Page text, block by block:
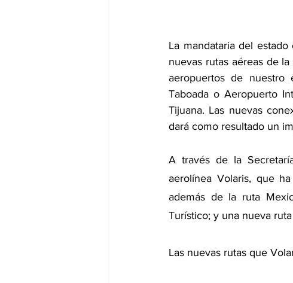
La mandataria del
nuevas rutas aéreas de
aeropuertos de nuestro
Taboada o Aeropuerto
Tijuana. Las nuevas
dará como resultado un
A través de la
aerolínea Volaris, que
además de la ruta
Turístico; y una nueva
Las nuevas rutas que